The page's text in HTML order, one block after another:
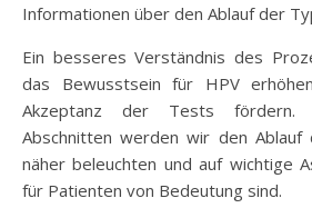
Informationen über den Ablauf der
Ein besseres Verständnis des
das Bewusstsein für HPV
Akzeptanz der Tests fördern.
Abschnitten werden wir den Ablauf
näher beleuchten und auf wichtige
für Patienten von Bedeutung sind.